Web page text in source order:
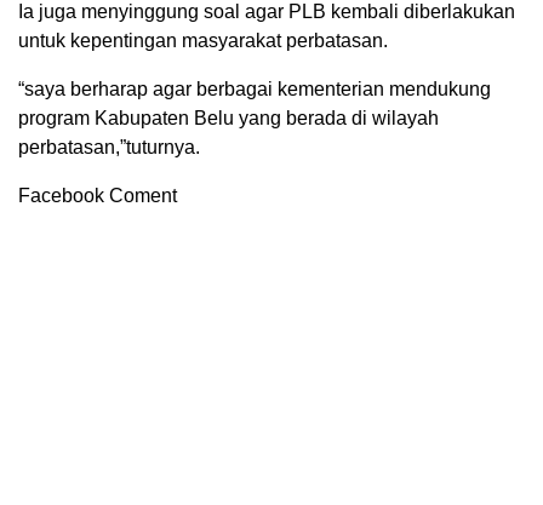
Ia juga menyinggung soal agar PLB kembali diberlakukan
untuk kepentingan masyarakat perbatasan.
“saya berharap agar berbagai kementerian mendukung
program Kabupaten Belu yang berada di wilayah
perbatasan,”tuturnya.
Facebook Coment